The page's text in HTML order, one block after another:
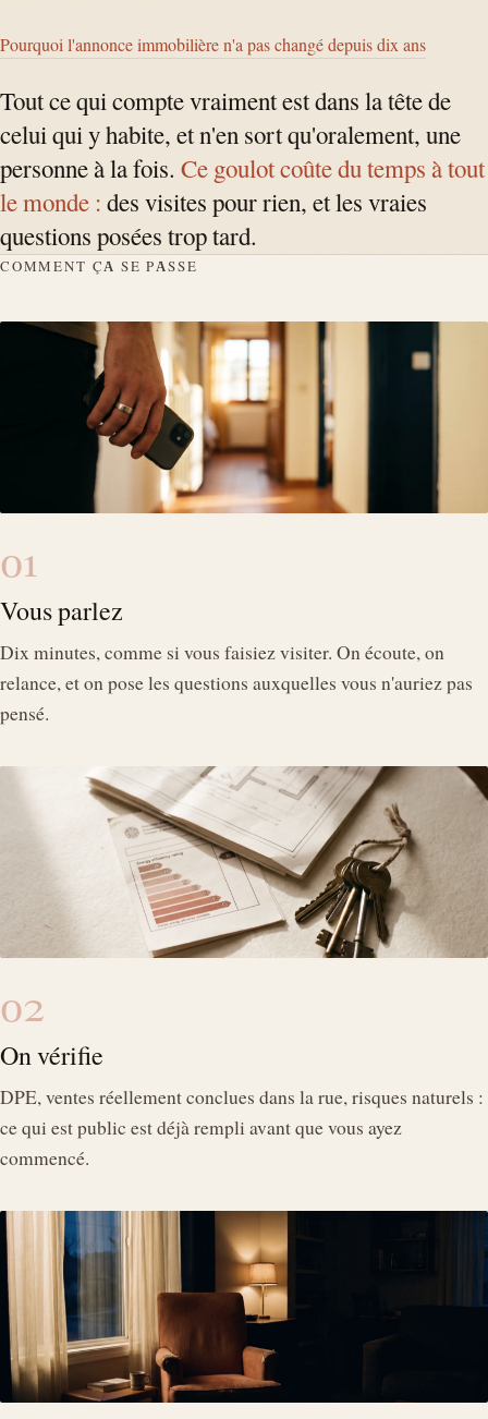
Pourquoi l'annonce immobilière n'a pas changé depuis dix ans
Tout ce qui compte vraiment est dans la tête de
celui qui y habite, et n'en sort qu'oralement, une
personne à la fois. Ce goulot coûte du temps à tout
le monde : des visites pour rien, et les vraies
questions posées trop tard.
COMMENT ÇA SE PASSE
01
Vous parlez
Dix minutes, comme si vous faisiez visiter. On écoute, on
relance, et on pose les questions auxquelles vous n'auriez pas
pensé.
02
On vérifie
DPE, ventes réellement conclues dans la rue, risques naturels :
ce qui est public est déjà rempli avant que vous ayez
commencé.